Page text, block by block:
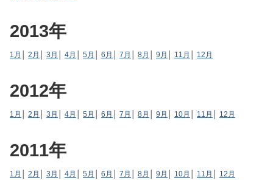
2013年
1月 2月 3月 4月 5月 6月 7月 8月 9月 11月 12月
2012年
1月 2月 3月 4月 5月 6月 7月 8月 9月 10月 11月 12月
2011年
1月 2月 3月 4月 5月 6月 7月 8月 9月 10月 11月 12月